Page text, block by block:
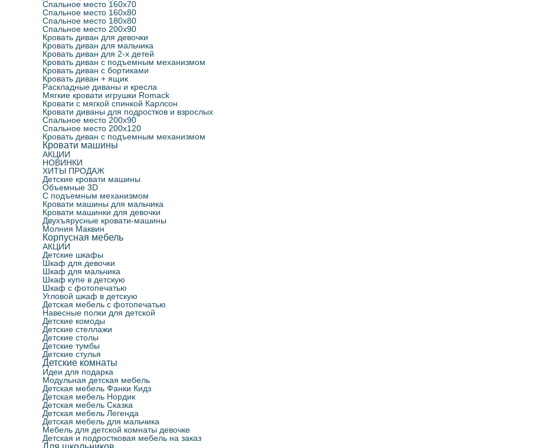
Спальное место 160х70
Спальное место 160х80
Спальное место 180х80
Спальное место 200х90
Кровать диван для девочки
Кровать диван для мальчика
Кровать диван для 2-х детей
Кровать диван с подъемным механизмом
Кровать диван с бортиками
Кровать диван + ящик
Раскладные диваны и кресла
Мягкие кровати игрушки Romack
Кровати с мягкой спинкой Карлсон
Кровати диваны для подростков и взрослых
Спальное место 200х90
Спальное место 200х120
Кровать диван с подъемным механизмом
Кровати машины
АКЦИИ
НОВИНКИ
ХИТЫ ПРОДАЖ
Детские кровати машины
Объемные 3D
С подъемным механизмом
Кровати машины для мальчика
Кровати машинки для девочки
Двухъярусные кровати-машины
Молния Маквин
Корпусная мебель
АКЦИИ
Детские шкафы
Шкаф для девочки
Шкаф для мальчика
Шкаф купе в детскую
Шкаф с фотопечатью
Угловой шкаф в детскую
Детская мебель с фотопечатью
Навесные полки для детской
Детские комоды
Детские стеллажи
Детские столы
Детские тумбы
Детские стулья
Детские комнаты
Идеи для подарка
Модульная детская мебель
Детская мебель Фанки Кидз
Детская мебель Нордик
Детская мебель Сказка
Детская мебель Легенда
Детская мебель для мальчика
Мебель для детской комнаты девочке
Детская и подростковая мебель на заказ